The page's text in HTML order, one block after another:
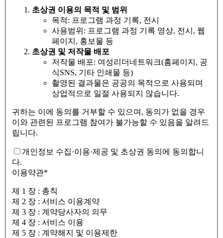
초상권 이용의 목적 및 범위
목적: 프로그램 과정 기록, 전시
사용범위: 프로그램 과정 기록 영상, 전시, 웹
페이지, 홍보물 등
초상권 및 저작물 배포
저작물 배포: 여성리더네트워크(홈페이지, 공
식SNS, 기타 인쇄물 등)
촬영된 결과물은 공공의 목적으로 사용되며
상업적으로 일절 사용되지 않습니다.
귀하는 이에 동의를 거부할 수 있으며, 동의가 없을 경우
이와 관련된 프로그램 참여가 불가능할 수 있음을 알려드
립니다.
개인정보 수집·이용·제공 및 초상권 동의에 동의합니
다.
이용약관*
제 1 장 : 총칙
제 2 장 : 서비스 이용계약
제 3 장 : 계약당사자의 의무
제 4 장 : 서비스 이용
제 5 장 : 계약해지 및 이용제한